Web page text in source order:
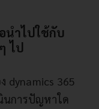
นำไปใช้กับ
ไป
dynamics 365
นการปัญหาใด